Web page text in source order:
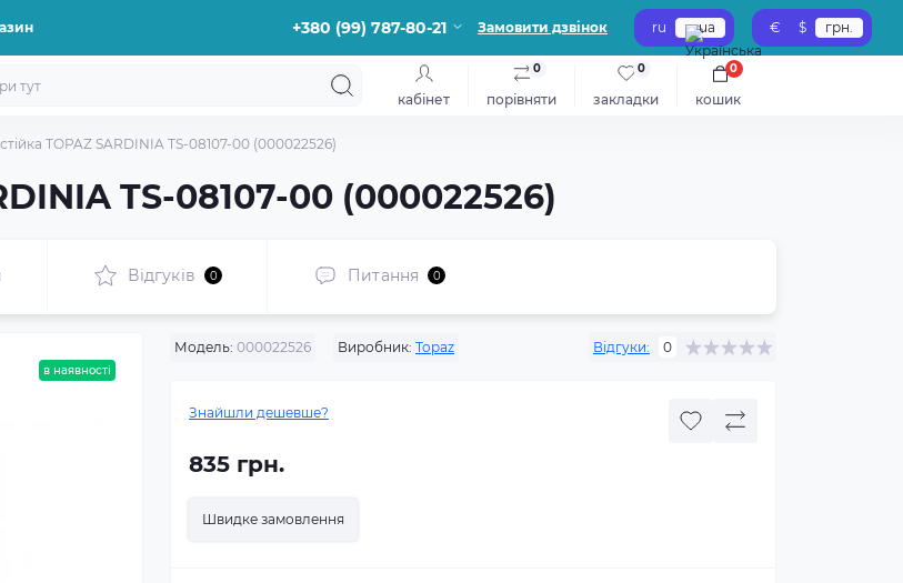
+380 (99) 787-80-21 Замовити дзвінок ru ua € $ грн.
кабінет порівняти
0
закладки
0
кошик
0
TOPAZ SARDINIA TS-08107-00 (000022526)
TS-08107-00 (000022526)
Відгуків 0 Питання 0
в наявності
Модель: 000022526 Виробник: Topaz Відгуки: 0
Знайшли дешевше?
835 грн.
Швидке замовлення